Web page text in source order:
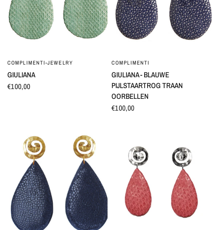
SNEL BEKIJKEN
COMPLIMENTI-JEWELRY
GIULIANA
€100,00
SNEL BEKIJKEN
COMPLIMENTI
GIULIANA - BLAUWE
PIJLSTAARTROG TRAAN
OORBELLEN
€100,00